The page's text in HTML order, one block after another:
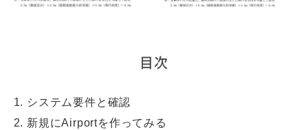
目次
システム要件と確認
新規にAirportを作ってみる